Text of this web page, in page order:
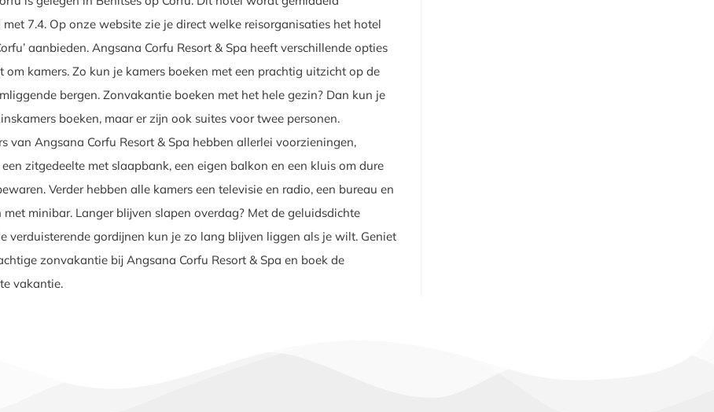
met 7.4. Op onze website zie je direct welke reisorganisaties het hotel
aanbieden. Angsana Corfu Resort & Spa heeft verschillende opties
om kamers. Zo kun je kamers boeken met een prachtig uitzicht op de
bergen. Zonvakantie boeken met het hele gezin? Dan kun je
boeken, maar er zijn ook suites voor twee personen.
van Angsana Corfu Resort & Spa hebben allerlei voorzieningen,
zitgedeelte met slaapbank, een eigen balkon en een kluis om dure
Verder hebben alle kamers een televisie en radio, een bureau en
met minibar. Langer blijven slapen overdag? Met de geluidsdichte
verduisterende gordijnen kun je zo lang blijven liggen als je wilt. Geniet
zonvakantie bij Angsana Corfu Resort & Spa en boek de
vakantie.